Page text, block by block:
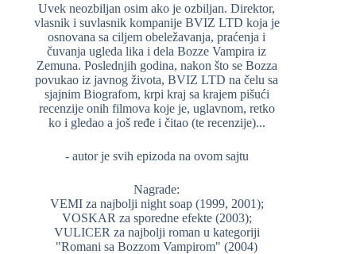
Uvek neozbiljan osim ako je ozbiljan. Direktor,
vlasnik i suvlasnik kompanije BVIZ LTD koja je
osnovana sa ciljem obeležavanja, praćenja i
čuvanja ugleda lika i dela Bozze Vampira iz
Zemuna. Poslednjih godina, nakon što se Bozza
povukao iz javnog života, BVIZ LTD na čelu sa
sjajnim Biografom, krpi kraj sa krajem pišući
recenzije onih filmova koje je, uglavnom, retko
ko i gledao a još ređe i čitao (te recenzije)...
- autor je svih epizoda na ovom sajtu
Nagrade:
VEMI za najbolji night soap (1999, 2001);
VOSKAR za sporedne efekte (2003);
VULICER za najbolji roman u kategoriji
"Romani sa Bozzom Vampirom" (2004)